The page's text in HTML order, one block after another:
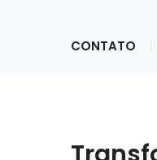
CONTATO